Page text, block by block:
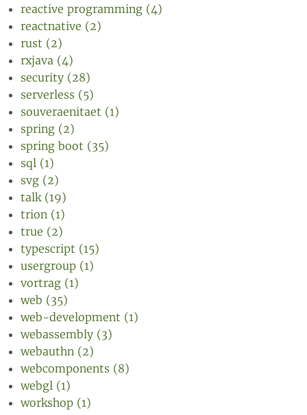
reactive programming (4)
reactnative (2)
rust (2)
rxjava (4)
security (28)
serverless (5)
souveraenitaet (1)
spring (2)
spring boot (35)
sql (1)
svg (2)
talk (19)
trion (1)
true (2)
typescript (15)
usergroup (1)
vortrag (1)
web (35)
web-development (1)
webassembly (3)
webauthn (2)
webcomponents (8)
webgl (1)
workshop (1)